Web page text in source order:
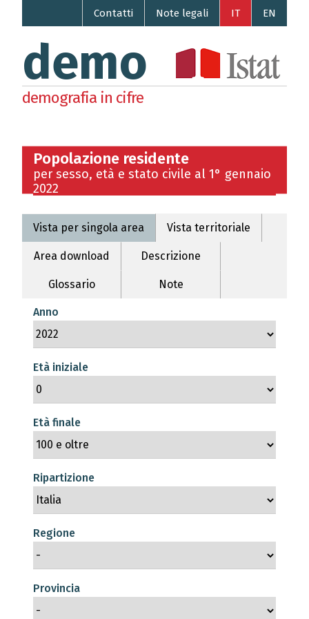
EN
IT
Note legali
Contatti
demo
demografia in cifre
Popolazione residente
per sesso, età e stato civile al 1° gennaio
2022
Vista per singola area Vista territoriale
Area download Descrizione
Glossario Note
Anno
Età iniziale
Età finale
Ripartizione
Regione
Provincia